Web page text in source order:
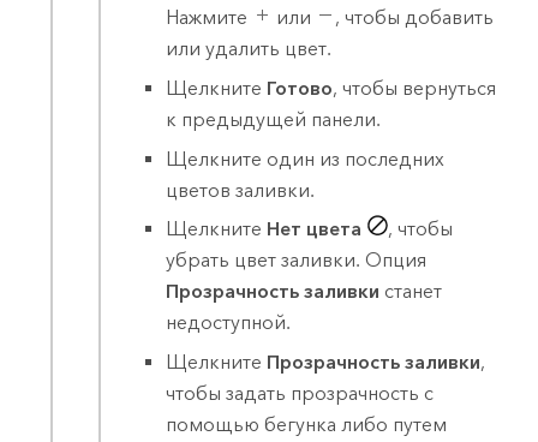
Нажмите
или
, чтобы добавить
или удалить цвет.
Щелкните Готово, чтобы вернуться
к предыдущей панели.
Щелкните один из последних
цветов заливки.
Щелкните Нет цвета
, чтобы
убрать цвет заливки. Опция
Прозрачность заливки станет
недоступной.
Щелкните Прозрачность заливки,
чтобы задать прозрачность с
помощью бегунка либо путем